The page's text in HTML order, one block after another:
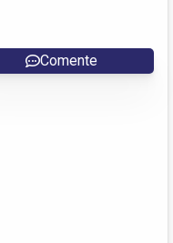
Comente